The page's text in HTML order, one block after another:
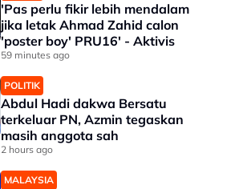
'Pas perlu fikir lebih mendalam
jika letak Ahmad Zahid calon
'poster boy' PRU16' - Aktivis
59 minutes ago
POLITIK
Abdul Hadi dakwa Bersatu
terkeluar PN, Azmin tegaskan
masih anggota sah
2 hours ago
MALAYSIA